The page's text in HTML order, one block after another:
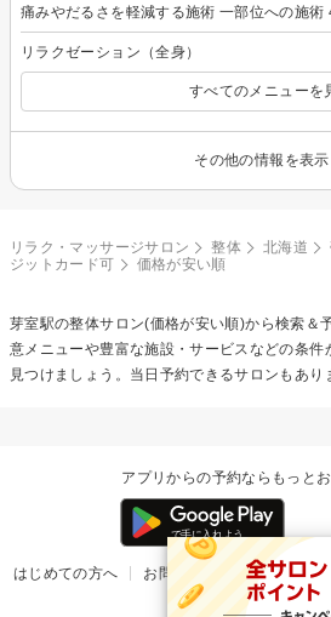
痛みやだるさを軽減する施術 一部位への施術
リラクゼーション（全身）
すべてのメニューを
その他の情報を表示
リラク・マッサージサロン 整体 北海道
ジットカード可
価格が安い順
芽室駅の整体サロン(価格が安い順)から検索＆
意メニューや豊富な施設・サービスなどの条件
見つけましょう。当日予約できるサロンもあり
アプリからの予約ならもっと
はじめての方へ お問い合わせ ヘルプ
掲載ご希望のサロン様